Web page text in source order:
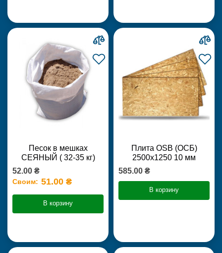
Песок в мешках
СЕЯНЫЙ ( 32-35 кг)
52.00 ₴
Своим: 51.00 ₴
В корзину
Плита OSB (ОСБ)
2500х1250 10 мм
585.00 ₴
В корзину